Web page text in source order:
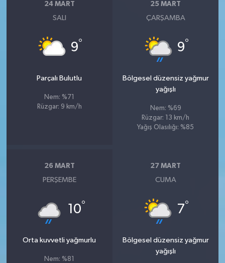
24 MART
SALI
9°
Parçalı Bulutlu
Nem: %71
Rüzgar: 9 km/h
25 MART
ÇARŞAMBA
9°
Bölgesel düzensiz yağmur
yağışlı
Nem: %69
Rüzgar: 13 km/h
Yağış Olasılığı: %85
26 MART
PERŞEMBE
10°
Orta kuvvetli yağmurlu
Nem: %81
27 MART
CUMA
7°
Bölgesel düzensiz yağmur
yağışlı